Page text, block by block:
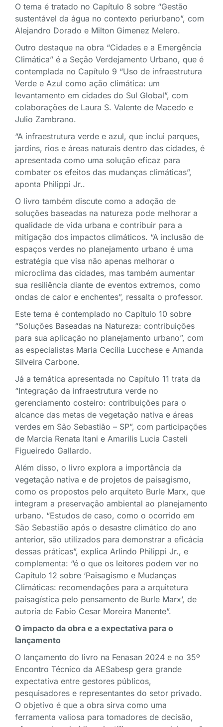
O tema é tratado no Capítulo 8 sobre “Gestão
sustentável da água no contexto periurbano”, com
Alejandro Dorado e Milton Gimenez Melero.
Outro destaque na obra “Cidades e a Emergência
Climática” é a Seção Verdejamento Urbano, que é
contemplada no Capítulo 9 “Uso de infraestrutura
Verde e Azul como ação climática: um
levantamento em cidades do Sul Global”, com
colaborações de Laura S. Valente de Macedo e
Julio Zambrano.
“A infraestrutura verde e azul, que inclui parques,
jardins, rios e áreas naturais dentro das cidades, é
apresentada como uma solução eficaz para
combater os efeitos das mudanças climáticas”,
aponta Philippi Jr..
O livro também discute como a adoção de
soluções baseadas na natureza pode melhorar a
qualidade de vida urbana e contribuir para a
mitigação dos impactos climáticos. “A inclusão de
espaços verdes no planejamento urbano é uma
estratégia que visa não apenas melhorar o
microclima das cidades, mas também aumentar
sua resiliência diante de eventos extremos, como
ondas de calor e enchentes”, ressalta o professor.
Este tema é contemplado no Capítulo 10 sobre
“Soluções Baseadas na Natureza: contribuições
para sua aplicação no planejamento urbano”, com
as especialistas Maria Cecília Lucchese e Amanda
Silveira Carbone.
Já a temática apresentada no Capítulo 11 trata da
“Integração da infraestrutura verde no
gerenciamento costeiro: contribuições para o
alcance das metas de vegetação nativa e áreas
verdes em São Sebastião – SP”, com participações
de Marcia Renata Itani e Amarilis Lucia Casteli
Figueiredo Gallardo.
Além disso, o livro explora a importância da
vegetação nativa e de projetos de paisagismo,
como os propostos pelo arquiteto Burle Marx, que
integram a preservação ambiental ao planejamento
urbano. “Estudos de caso, como o ocorrido em
São Sebastião após o desastre climático do ano
anterior, são utilizados para demonstrar a eficácia
dessas práticas”, explica Arlindo Philippi Jr., e
complementa: “é o que os leitores podem ver no
Capítulo 12 sobre ‘Paisagismo e Mudanças
Climáticas: recomendações para a arquitetura
paisagística pelo pensamento de Burle Marx’, de
autoria de Fabio Cesar Moreira Manente”.
O impacto da obra e a expectativa para o
lançamento
O lançamento do livro na Fenasan 2024 e no 35º
Encontro Técnico da AESabesp gera grande
expectativa entre gestores públicos,
pesquisadores e representantes do setor privado.
O objetivo é que a obra sirva como uma
ferramenta valiosa para tomadores de decisão,